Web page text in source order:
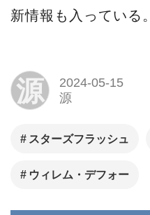
新情報も入っている。
源
2024-05-15
源
スターズフラッシュ
ウィレム・デフォー